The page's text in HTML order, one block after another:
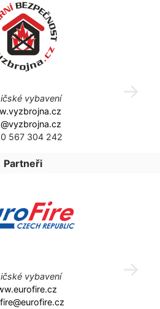
vybavení
567 304 242
Partneři
vybavení